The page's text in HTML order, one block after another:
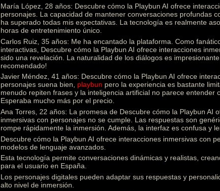
María López, 28 años: Descubre cómo la Playbun AI ofrece
personajes. La capacidad de mantener conversaciones profundas
ha superado todas mis expectativas. La tecnología es realmente
horas de entretenimiento único.
Carlos Ruiz, 35 años: Me ha encantado la plataforma. Como
interactivas, Descubre cómo la Playbun AI ofrece interacciones
sido una revelación. La naturalidad de los diálogos es
recomendado!
Javier Méndez, 41 años: Descubre cómo la Playbun AI ofrece
personajes suena bien, playbun pero la experiencia es bastante
menudo repiten frases y la inteligencia artificial no parece entender
Esperaba mucho más por el precio.
Ana Torres, 22 años: La promesa de Descubre cómo la Playbun AI
inmersivas con personajes no se cumple. Las respuestas son
rompe rápidamente la inmersión. Además, la interfaz es confusa y
Descubre cómo la Playbun AI ofrece interacciones inmersivas con
modelos de lenguaje avanzados.
Esta tecnología permite conversaciones dinámicas y realistas,
para el usuario en España.
Los personajes digitales pueden adaptar sus respuestas y
alto nivel de inmersión.